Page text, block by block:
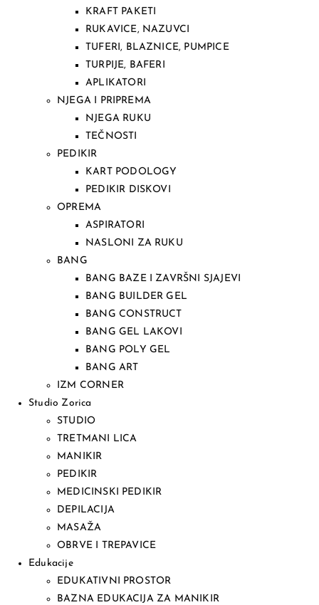
KRAFT PAKETI
RUKAVICE, NAZUVCI
TUFERI, BLAZNICE, PUMPICE
TURPIJE, BAFERI
APLIKATORI
NJEGA I PRIPREMA
NJEGA RUKU
TEČNOSTI
PEDIKIR
KART PODOLOGY
PEDIKIR DISKOVI
OPREMA
ASPIRATORI
NASLONI ZA RUKU
BANG
BANG BAZE I ZAVRŠNI SJAJEVI
BANG BUILDER GEL
BANG CONSTRUCT
BANG GEL LAKOVI
BANG POLY GEL
BANG ART
IZM CORNER
Studio Zorica
STUDIO
TRETMANI LICA
MANIKIR
PEDIKIR
MEDICINSKI PEDIKIR
DEPILACIJA
MASAŽA
OBRVE I TREPAVICE
Edukacije
EDUKATIVNI PROSTOR
BAZNA EDUKACIJA ZA MANIKIR